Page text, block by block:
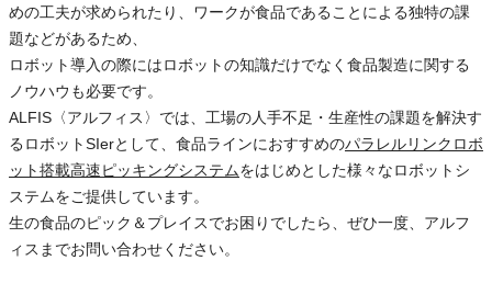
めの工夫が求められたり、ワークが食品であることによる独特の課
題などがあるため、
ロボット導入の際にはロボットの知識だけでなく食品製造に関する
ノウハウも必要です。
ALFIS〈アルフィス〉では、工場の人手不足・生産性の課題を解決す
るロボットSIerとして、食品ラインにおすすめのパラレルリンクロボ
ット搭載高速ピッキングシステムをはじめとした様々なロボットシ
ステムをご提供しています。
生の食品のピック＆プレイスでお困りでしたら、ぜひ一度、アルフ
ィスまでお問い合わせください。